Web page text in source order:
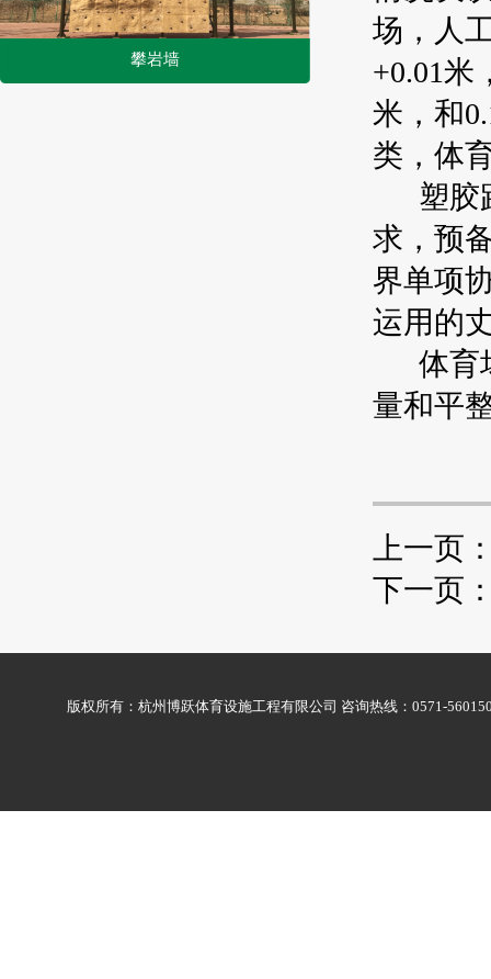
攀岩墙
场，人
+0.01米
米，和
类，体
塑胶
求，预
界单项
运用的
体育
量和平
上一页
下一页
版权所有：杭州博跃体育设施工程有限公司 咨询热线：0571-